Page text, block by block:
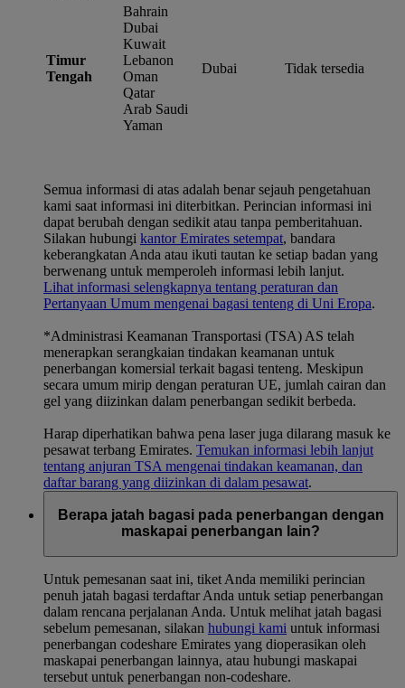
Timur
Tengah
Bahrain
Dubai
Kuwait
Lebanon
Oman
Qatar
Arab Saudi
Yaman
Dubai Tidak tersedia
Semua informasi di atas adalah benar sejauh pengetahuan
kami saat informasi ini diterbitkan. Perincian informasi ini
dapat berubah dengan sedikit atau tanpa pemberitahuan.
Silakan hubungi kantor Emirates setempat, bandara
keberangkatan Anda atau ikuti tautan ke setiap badan yang
berwenang untuk memperoleh informasi lebih lanjut.
Lihat informasi selengkapnya tentang peraturan dan
Pertanyaan Umum mengenai bagasi tenteng di Uni Eropa.
*Administrasi Keamanan Transportasi (TSA) AS telah
menerapkan serangkaian tindakan keamanan untuk
penerbangan komersial terkait bagasi tenteng. Meskipun
secara umum mirip dengan peraturan UE, jumlah cairan dan
gel yang diizinkan dalam penerbangan sedikit berbeda.
Harap diperhatikan bahwa pena laser juga dilarang masuk ke
pesawat terbang Emirates. Temukan informasi lebih lanjut
tentang anjuran TSA mengenai tindakan keamanan, dan
daftar barang yang diizinkan di dalam pesawat.
Berapa jatah bagasi pada penerbangan dengan
maskapai penerbangan lain?
Untuk pemesanan saat ini, tiket Anda memiliki perincian
penuh jatah bagasi terdaftar Anda untuk setiap penerbangan
dalam rencana perjalanan Anda. Untuk melihat jatah bagasi
sebelum pemesanan, silakan hubungi kami untuk informasi
penerbangan codeshare Emirates yang dioperasikan oleh
maskapai penerbangan lainnya, atau hubungi maskapai
tersebut untuk penerbangan non-codeshare.